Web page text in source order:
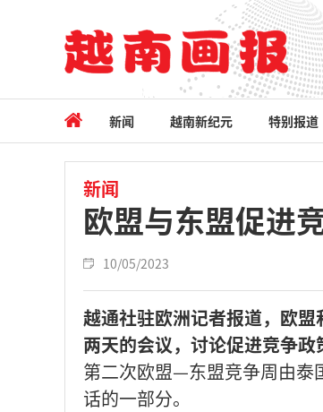
新闻 越南新纪元 特别报道
新闻
欧盟与东盟促进
10/05/2023
越通社驻欧洲记者报道，欧
两天的会议，讨论促进竞争政
第二次欧盟—东盟竞争周由泰
话的一部分。